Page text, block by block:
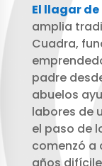
El llagar
amplia
Cuadra,
padre
abuelos
labores de
el paso de
comenzó a